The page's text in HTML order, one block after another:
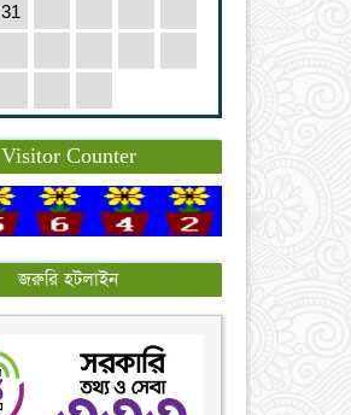
31
Visitor Counter
জরুরি হটলাইন